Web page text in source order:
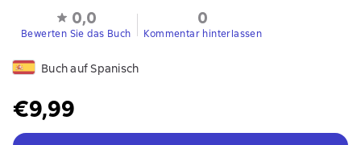
0,0
Bewerten Sie das Buch
0
Kommentar hinterlassen
Buch auf Spanisch
€9,99